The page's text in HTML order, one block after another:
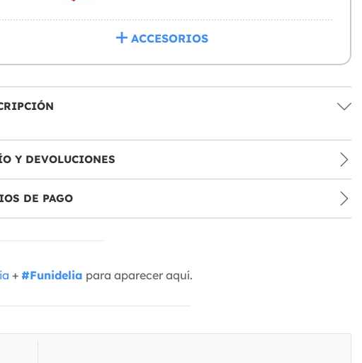
ACCESORIOS
Y DEVOLUCIONES
DE PAGO
+ #Funidelia para aparecer aquí.